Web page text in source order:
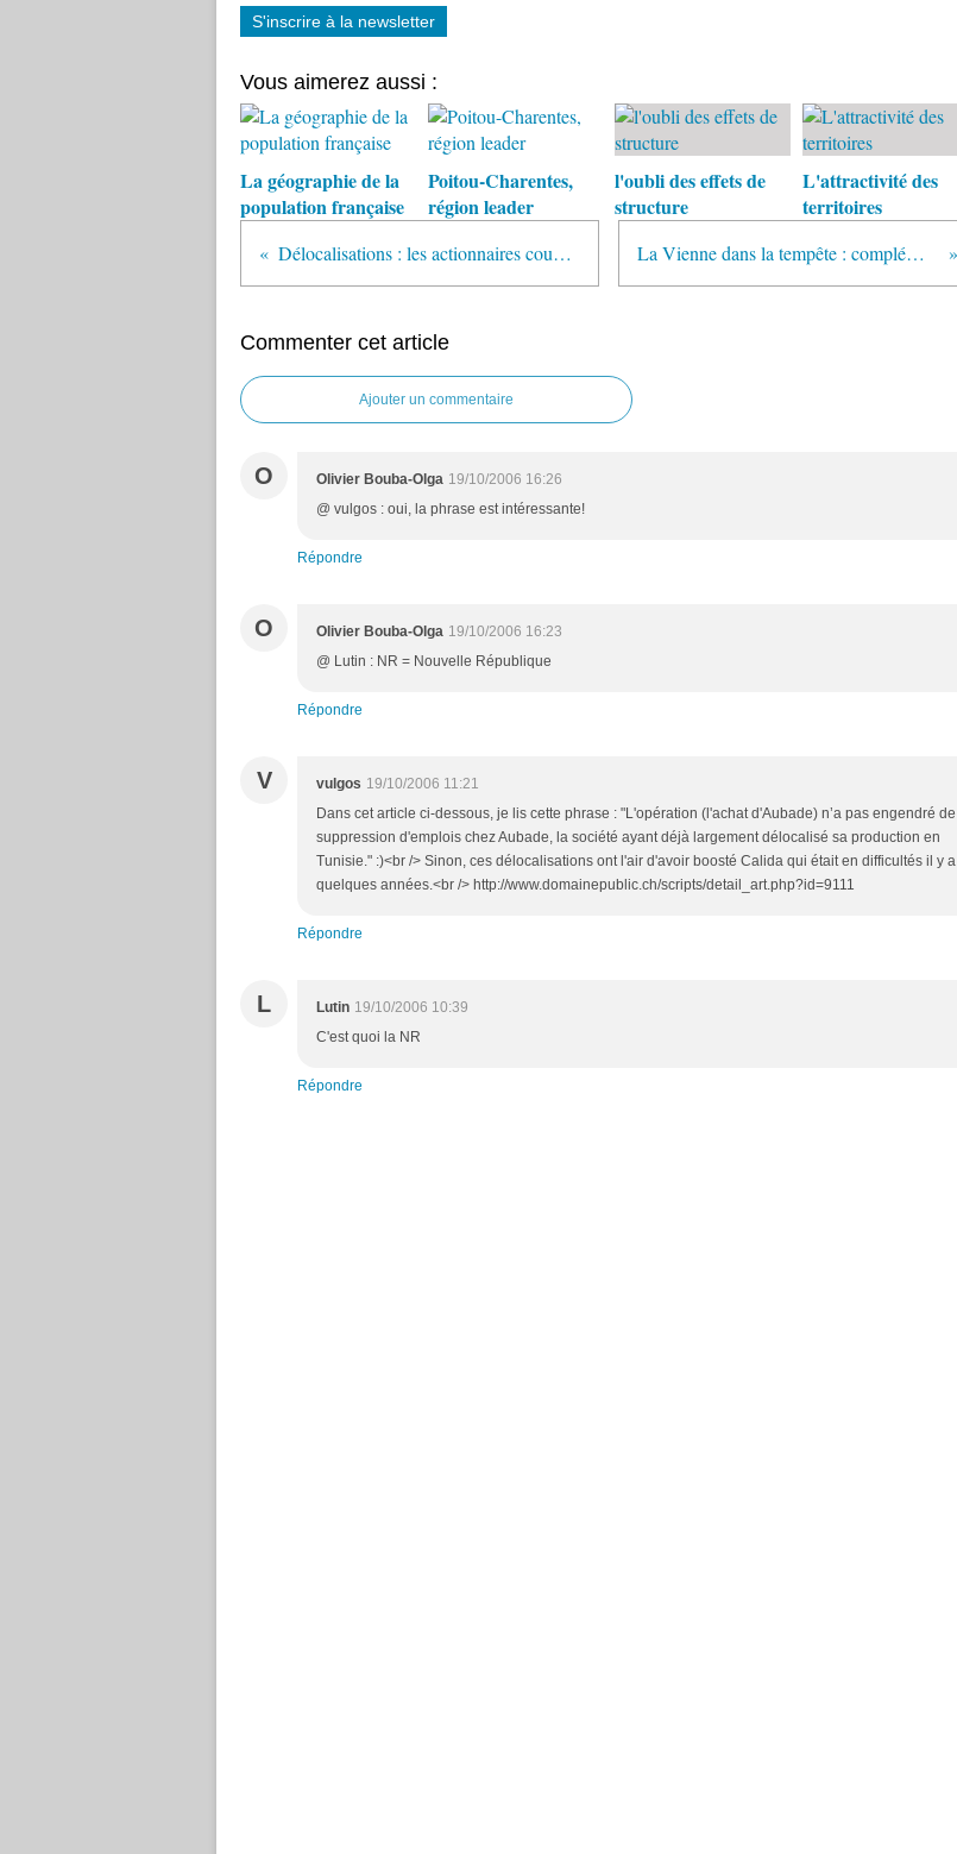
S'inscrire à la newsletter
Vous aimerez aussi :
La géographie de la
population française
Poitou-Charentes,
région leader
l'oubli des effets de
structure
L'attractivité des
territoires
Délocalisations : les actionnaires coupables? La Vienne dans la tempête : complément #1
Commenter cet article
Ajouter un commentaire
O Olivier Bouba-Olga 19/10/2006 16:26
@ vulgos : oui, la phrase est intéressante!
Répondre
O Olivier Bouba-Olga 19/10/2006 16:23
@ Lutin : NR = Nouvelle République
Répondre
V vulgos 19/10/2006 11:21
Dans cet article ci-dessous, je lis cette phrase : "L'opération (l'achat d'Aubade) n’a pas engendré de
suppression d'emplois chez Aubade, la société ayant déjà largement délocalisé sa production en
Tunisie." :)<br /> Sinon, ces délocalisations ont l'air d'avoir boosté Calida qui était en difficultés il y a
quelques années.<br /> http://www.domainepublic.ch/scripts/detail_art.php?id=9111
Répondre
L Lutin 19/10/2006 10:39
C'est quoi la NR
Répondre